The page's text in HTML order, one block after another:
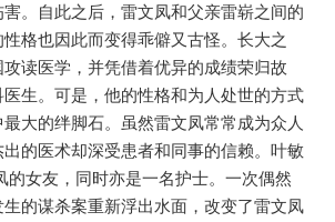
。自此之后，雷文凤和父亲雷崭之间的
格也因此而变得乖僻又古怪。长大之
读医学，并凭借着优异的成绩荣归故
生。可是，他的性格和为人处世的方式
大的绊脚石。虽然雷文凤常常成为众人
的医术却深受患者和同事的信赖。叶敏
的女友，同时亦是一名护士。一次偶然
的谋杀案重新浮出水面，改变了雷文凤